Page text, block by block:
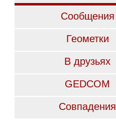
Сообщения
Геометки
В друзьях
GEDCOM
Совпадения